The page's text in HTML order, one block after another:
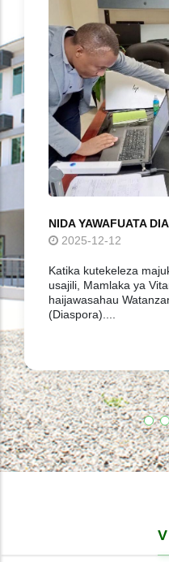
NIDA YAWAFUATA
2025-12-12
Katika kutekeleza
usajili, Mamlaka ya
haijawasahau
(Diaspora)....